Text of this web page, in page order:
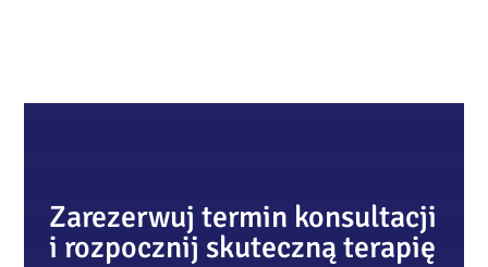
Zarezerwuj termin konsultacji
i rozpocznij skuteczną terapię